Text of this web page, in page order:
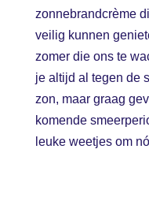
zonnebrandcrème
veilig kunnen
zomer die ons te
je altijd al tegen de
zon, maar graag
komende
leuke weetjes om